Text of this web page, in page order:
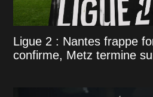
Ligue 2 : Nantes frappe
confirme, Metz termine